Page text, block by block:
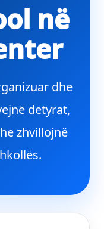
në
dhe
detyrat,
zhvillojnë